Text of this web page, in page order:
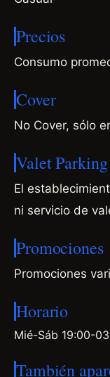
Precios
Consumo
Cover
No Cover, sólo
Valet
El
ni servicio de
Promociones
Promociones
Horario
Mié-Sáb 19:00-
También